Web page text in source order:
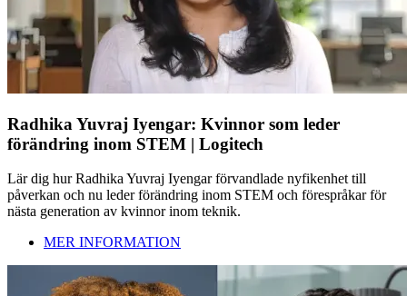
Radhika Yuvraj Iyengar: Kvinnor som leder
förändring inom STEM | Logitech
Lär dig hur Radhika Yuvraj Iyengar förvandlade nyfikenhet till
påverkan och nu leder förändring inom STEM och förespråkar för
nästa generation av kvinnor inom teknik.
MER INFORMATION